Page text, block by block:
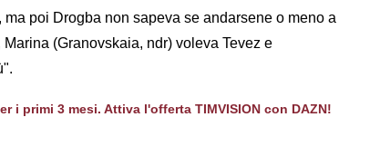
poi Drogba non sapeva se andarsene o meno a
(Granovskaia, ndr) voleva Tevez e
i primi 3 mesi. Attiva l'offerta TIMVISION con DAZN!